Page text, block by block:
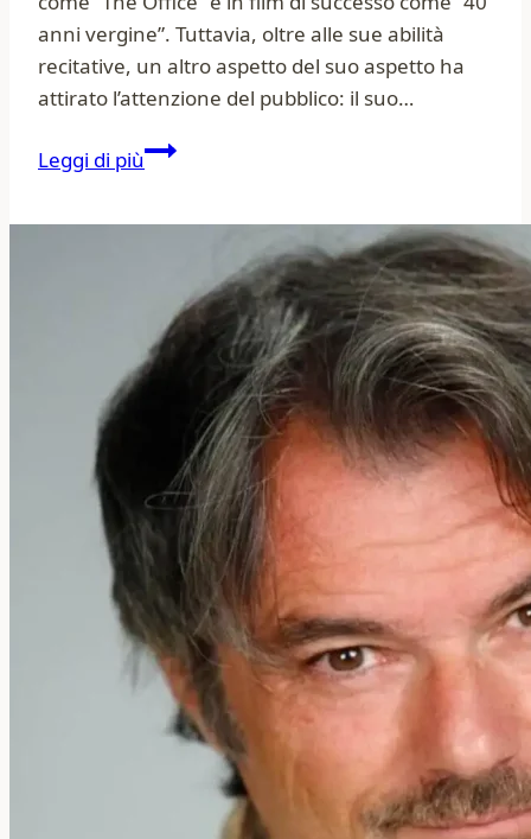
anni vergine”. Tuttavia, oltre alle sue abilità
recitative, un altro aspetto del suo aspetto ha
attirato l’attenzione del pubblico: il suo…
Leggi di piùSteve